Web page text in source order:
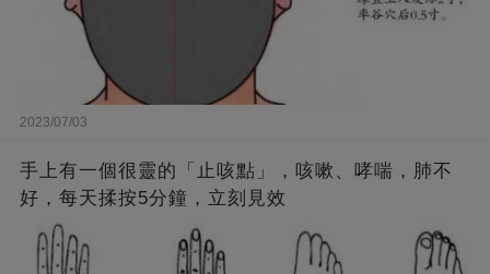
2023/07/03
手上有一個很靈的「止咳點」，咳嗽、哮喘，肺不
好，每天揉按5分鐘，立刻見效